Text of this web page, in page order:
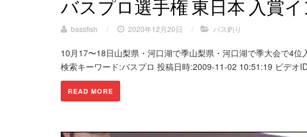
バスプロ選手権 東日本 入賞
bassfish / 2020年12月20日 / バス釣り
10月17〜18日山梨県・河口湖で季山梨県・河口湖で季大会で4
検索キーワード:バスプロ 投稿日時:2009-11-02 10:51:19 ビデオ
READ MORE